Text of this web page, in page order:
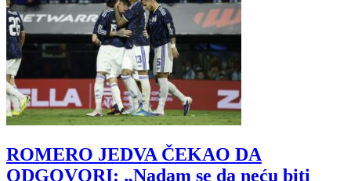
ROMERO JEDVA ČEKAO DA
ODGOVORI: „Nadam se da neću biti